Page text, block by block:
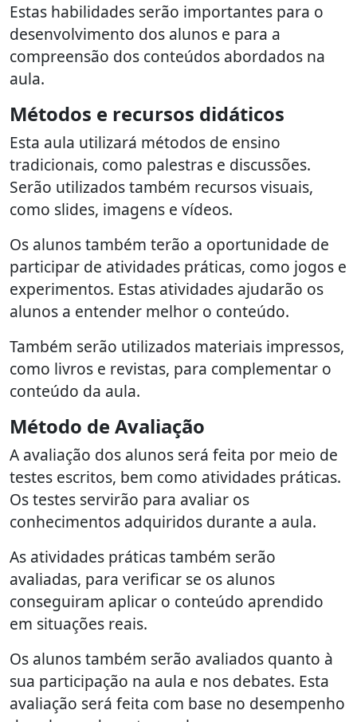
Estas habilidades serão importantes para o
desenvolvimento dos alunos e para a
compreensão dos conteúdos abordados na
aula.
Métodos e recursos didáticos
Esta aula utilizará métodos de ensino
tradicionais, como palestras e discussões.
Serão utilizados também recursos visuais,
como slides, imagens e vídeos.
Os alunos também terão a oportunidade de
participar de atividades práticas, como jogos e
experimentos. Estas atividades ajudarão os
alunos a entender melhor o conteúdo.
Também serão utilizados materiais impressos,
como livros e revistas, para complementar o
conteúdo da aula.
Método de Avaliação
A avaliação dos alunos será feita por meio de
testes escritos, bem como atividades práticas.
Os testes servirão para avaliar os
conhecimentos adquiridos durante a aula.
As atividades práticas também serão
avaliadas, para verificar se os alunos
conseguiram aplicar o conteúdo aprendido
em situações reais.
Os alunos também serão avaliados quanto à
sua participação na aula e nos debates. Esta
avaliação será feita com base no desempenho